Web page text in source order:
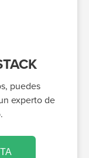
puedes
experto de